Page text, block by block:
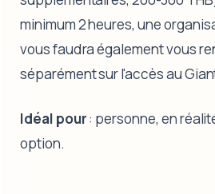
minimum 2 heures, une
vous faudra également vous
séparément sur l'accès au
Idéal pour: personne, en
option.